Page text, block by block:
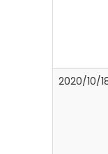
2020/10/